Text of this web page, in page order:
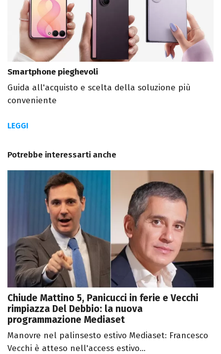
Smartphone pieghevoli
Guida all'acquisto e scelta della soluzione più
conveniente
LEGGI
Potrebbe interessarti anche
Chiude Mattino 5, Panicucci in ferie e Vecchi
rimpiazza Del Debbio: la nuova
programmazione Mediaset
Manovre nel palinsesto estivo Mediaset: Francesco
Vecchi è atteso nell'access estivo...